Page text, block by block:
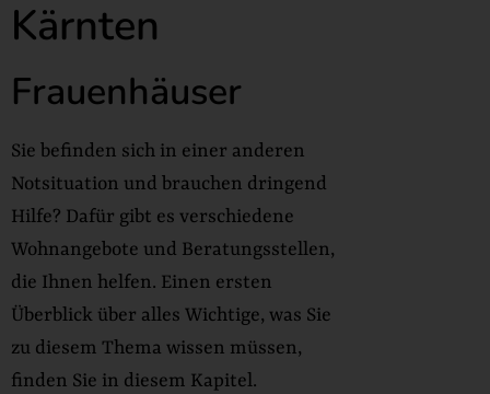
Kärnten
Frauenhäuser
Sie befinden sich in einer anderen
Notsituation und brauchen dringend
Hilfe? Dafür gibt es verschiedene
Wohnangebote und Beratungsstellen,
die Ihnen helfen. Einen ersten
Überblick über alles Wichtige, was Sie
zu diesem Thema wissen müssen,
finden Sie in diesem Kapitel.